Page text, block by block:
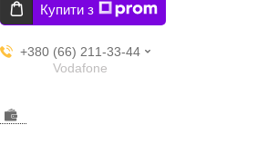
Купити з
+380 (66) 211-33-44
Vodafone